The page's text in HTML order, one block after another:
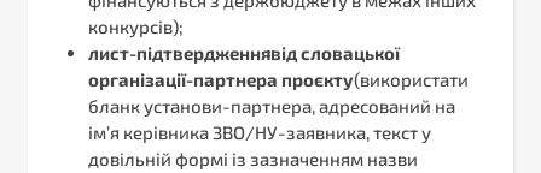
конкурсів);
лист-підтвердженнявід словацької
організації-партнера проєкту(використати
бланк установи-партнера, адресований на
ім’я керівника ЗВО/НУ-заявника, текст у
довільній формі із зазначенням назви